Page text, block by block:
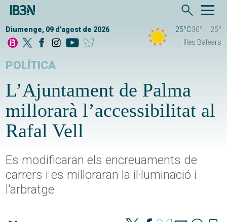
Diumenge, 09 d'agost de 2026 25°C30°
25°
Illes Balears
POLÍTICA
L’Ajuntament de Palma
millorarà l’accessibilitat al
Rafal Vell
Es modificaran els encreuaments de
carrers i es milloraran la il·luminació i
l'arbratge